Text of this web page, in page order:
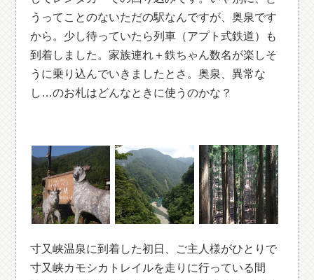
うってことのないただの駅なんですが、奥泉です
から。少し待っていたら列車（アプト式鉄道）も
到着しました。家族連れ＋鉄ちゃん数名が楽しそ
うに乗り込んでいきましたとさ。奥泉、異常な
し…のお札はどんなときに使うのかな？
寸又峡温泉に到着した初日、ご主人様がひとりで
寸又峡カモシカトレイルを走りに行っている間